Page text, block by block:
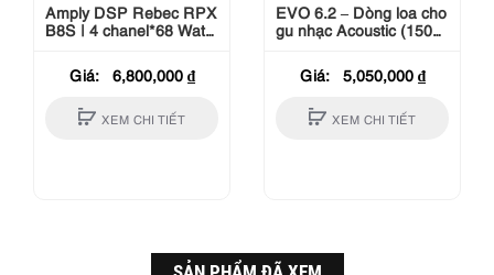
Amply DSP Rebec RPX
B8S | 4 chanel*68 Watts
Giá:
6,800,000 ₫
XEM CHI TIẾT
EVO 6.2 – Dòng loa cho
gu nhạc Acoustic (150W
Peak)
Giá:
5,050,000 ₫
XEM CHI TIẾT